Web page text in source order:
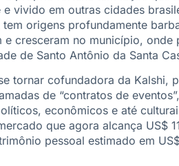
vivido em outras cidades
origens profundamente
cresceram no município, onde
de Santo Antônio da Santa
tornar cofundadora da Kalshi,
de “contratos de
econômicos e até
que agora alcança US$
pessoal estimado em